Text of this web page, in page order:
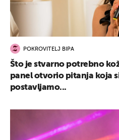
POKROVITELJ BIPA
Što je stvarno potrebno
panel otvorio pitanja koja
postavljamo...